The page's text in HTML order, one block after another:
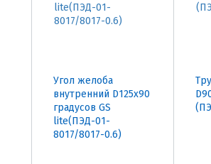
Угол желоба
внутренний D125х90
градусов GS
lite(ПЭД-01-
8017/8017-0.6)